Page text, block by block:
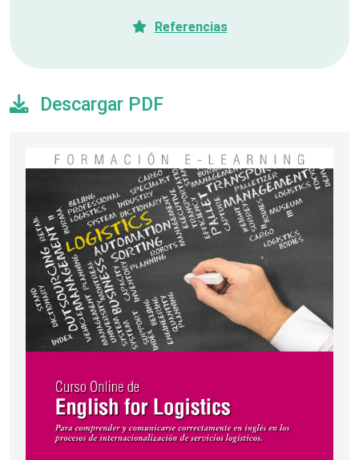
Referencias
Descargar PDF